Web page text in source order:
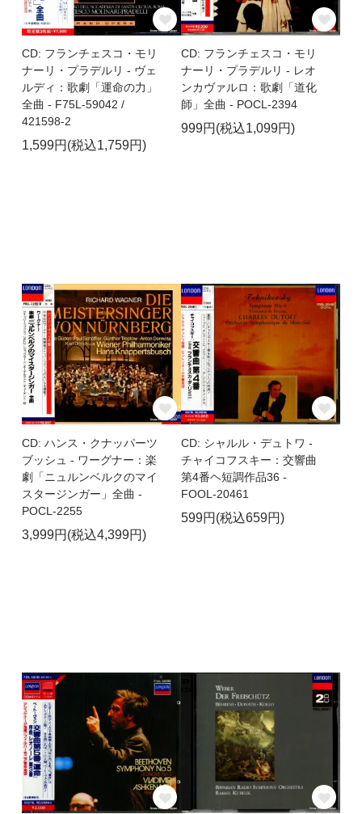
CD: フランチェスコ・モリ
ナーリ・プラデルリ - ヴェ
ルディ：歌劇「運命の力」
全曲 - F75L-59042 /
421598-2
1,599円(税込1,759円)
CD: フランチェスコ・モリ
ナーリ・プラデルリ - レオ
ンカヴァルロ：歌劇「道化
師」全曲 - POCL-2394
999円(税込1,099円)
CD: ハンス・クナッパーツ
ブッシュ - ワーグナー：楽
劇「ニュルンベルクのマイ
スタージンガー」全曲 -
POCL-2255
3,999円(税込4,399円)
CD: シャルル・デュトワ -
チャイコフスキー：交響曲
第4番ヘ短調作品36 -
FOOL-20461
599円(税込659円)